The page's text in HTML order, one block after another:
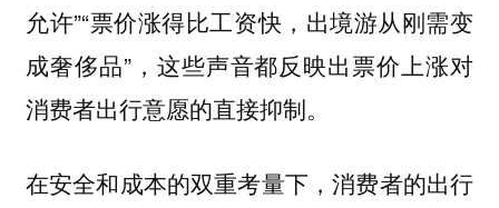
允许”“票价涨得比工资快，出境游从刚需变
成奢侈品”，这些声音都反映出票价上涨对
消费者出行意愿的直接抑制。
在安全和成本的双重考量下，消费者的出行